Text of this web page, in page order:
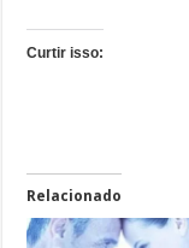
Curtir isso:
Relacionado